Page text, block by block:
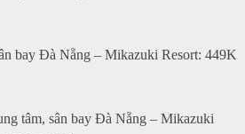
bay Đà Nẵng – Mikazuki Resort: 449K
tâm, sân bay Đà Nẵng – Mikazuki